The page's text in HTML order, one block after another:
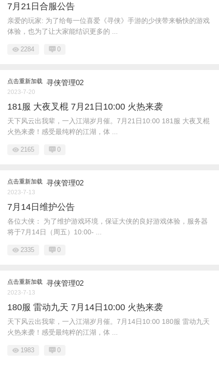
7月21日合服公告
亲爱的玩家: 为了给每一位喜爱《寻侠》手游的少侠带来畅快的游戏
体验，也为了让大家能结识更多的 ...
2284 0
点击重新加载 寻侠管理02
2023-7-20
181服 大夜叉棍 7月21日10:00 火热来袭
天下风云出我辈，一入江湖岁月催。7月21日10:00 181服 大夜叉棍
火热来袭！感受最纯粹的江湖，体 ...
2165 0
点击重新加载 寻侠管理02
2023-7-13
7月14日维护公告
各位大侠： 为了维护游戏环境，保证大侠的良好游戏体验，服务器
将于7月14日（周五）10:00- ...
2335 0
点击重新加载 寻侠管理02
2023-7-13
180服 雷动九天 7月14日10:00 火热来袭
天下风云出我辈，一入江湖岁月催。7月14日10:00 180服 雷动九天
火热来袭！感受最纯粹的江湖，体 ...
1983 0